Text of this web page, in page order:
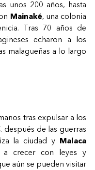
unos 200 años, hasta
Mainaké, una colonia
Tras 70 años de
echaron a los
malagueñas a lo largo
tras expulsar a los
después de las guerras
la ciudad y Malaca
a crecer con leyes y
aún se pueden visitar